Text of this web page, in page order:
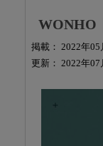
WONHO
掲載： 2022年05
更新： 2022年07